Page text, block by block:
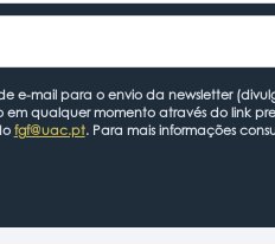
e-mail para o envio da newsletter
em qualquer momento através do link
fgf@uac.pt. Para mais informações